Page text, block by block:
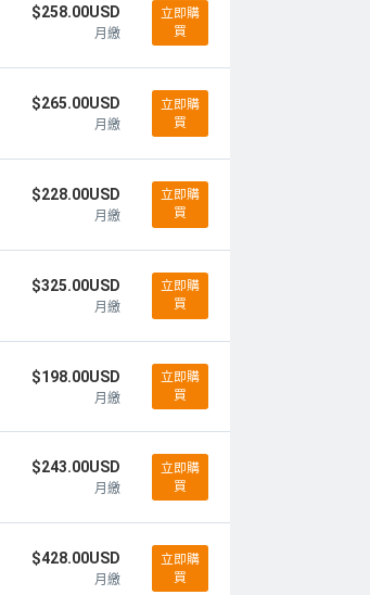
$258.00USD
月繳
立即購
買
$265.00USD
月繳
立即購
買
$228.00USD
月繳
立即購
買
$325.00USD
月繳
立即購
買
$198.00USD
月繳
立即購
買
$243.00USD
月繳
立即購
買
$428.00USD
月繳
立即購
買